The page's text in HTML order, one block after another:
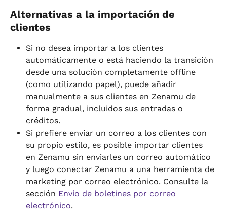
Alternativas a la importación de
clientes
Si no desea importar a los clientes
automáticamente o está haciendo la transición
desde una solución completamente offline
(como utilizando papel), puede añadir
manualmente a sus clientes en Zenamu de
forma gradual, incluidos sus entradas o
créditos.
Si prefiere enviar un correo a los clientes con
su propio estilo, es posible importar clientes
en Zenamu sin enviarles un correo automático
y luego conectar Zenamu a una herramienta de
marketing por correo electrónico. Consulte la
sección Envío de boletines por correo
electrónico.